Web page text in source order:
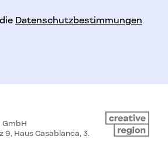
Datenschutzbestimmungen
GmbH
Haus Casablanca, 3.